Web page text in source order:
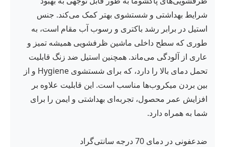
شرایط بهداشتی و شستشوی بهتر کمک می‌کند. جنس
استیل در برابر رشد باکتری و رسوب آب مقام است، به‌
طوری که سطح داخلی ماشین ظرفشویی همیشه تمیز و
عاری از آلودگی می‌ماند. همچنین استیل ضد زنگ قابلیت
تحمل دمای بالا را دارد، که برای شستشوی Hygiene و از
بین بردن میکروب‌ها مناسب است. این قابلیت علاوه بر
افزایش عمر محصول، تجربه‌ای بهداشتی و ایمن را برای
شما به همراه دارد.
ضدعفونی در دمای 70 درجه سانتی‌گراد